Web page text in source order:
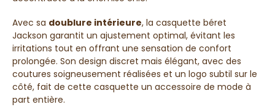
Avec sa doublure intérieure, la casquette béret
Jackson garantit un ajustement optimal, évitant les
irritations tout en offrant une sensation de confort
prolongée. Son design discret mais élégant, avec des
coutures soigneusement réalisées et un logo subtil sur le
côté, fait de cette casquette un accessoire de mode à
part entière.